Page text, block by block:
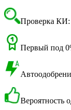
Проверка КИ:
Первый под
Вероятность